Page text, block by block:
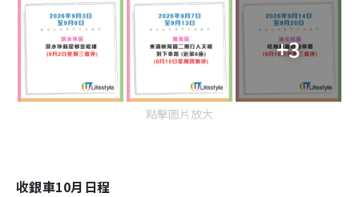
+3
點擊圖片放大
收銀車10月日程